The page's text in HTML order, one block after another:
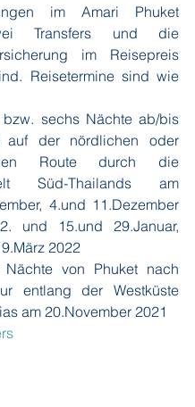
im Amari Phuket
Transfers und die
im Reisepreis
Reisetermine sind wie
sechs Nächte ab/bis
auf der nördlichen oder
Route durch die
Süd-Thailands am
4.und 11.Dezember
und 15.und 29.Januar,
2022
Nächte von Phuket nach
entlang der Westküste
am 20.November 2021